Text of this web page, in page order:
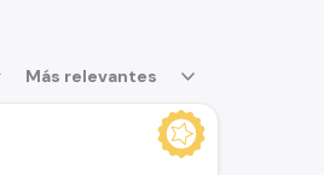
Más relevantes